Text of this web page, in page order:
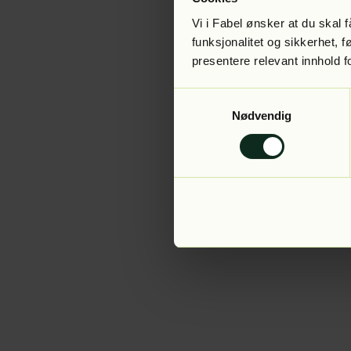
Vi i Fabel ønsker at du skal
funksjonalitet og sikkerhet,
presentere relevant innhold
Nødvendig
Application